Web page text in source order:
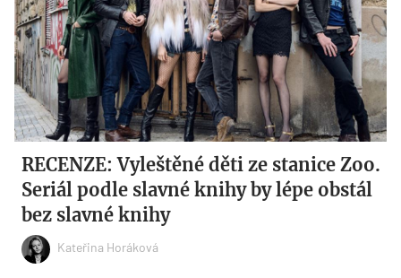
RECENZE: Vyleštěné děti ze stanice Zoo.
Seriál podle slavné knihy by lépe obstál
bez slavné knihy
Kateřina Horáková